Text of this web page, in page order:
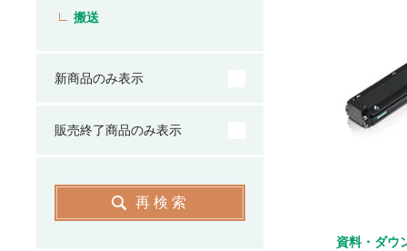
資料・ダウ
搬送
新商品のみ表示
販売終了商品のみ表示
再検索